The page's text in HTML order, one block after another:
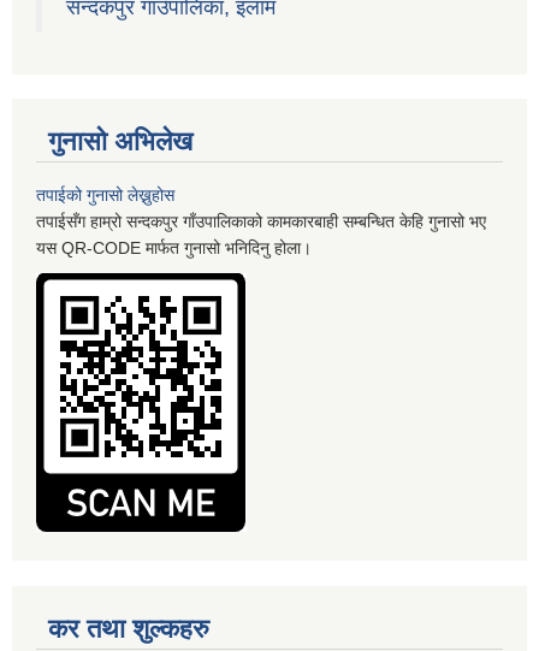
सन्दकपुर गाउँपालिका, इलाम
गुनासो अभिलेख
तपाईको गुनासो लेख्नुहोस
तपाईसँग हाम्रो सन्दकपुर गाँउपालिकाको कामकारबाही सम्बन्धित केहि गुनासो भए
यस QR-CODE मार्फत गुनासो भनिदिनु होला।
कर तथा शुल्कहरु